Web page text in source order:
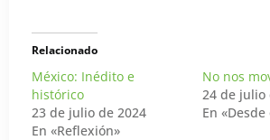
Relacionado
México: Inédito e
histórico
23 de julio de 2024
En «Reflexión»
No nos
24 de julio
En